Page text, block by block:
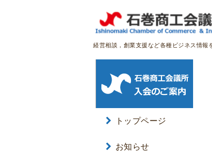
経営相談，創業支援など各種ビジネス情報
トップページ
お知らせ